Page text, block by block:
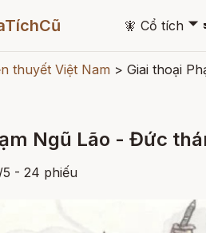
🧚 Cổ tích 🞃
thuyết Việt Nam > Giai thoại
Ngũ Lão - Đức
/5 - 24 phiếu